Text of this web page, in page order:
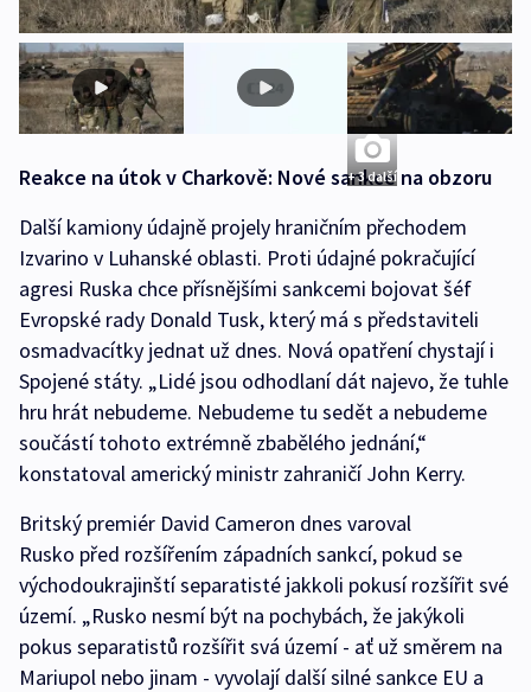
+ 3 další
Reakce na útok v Charkově: Nové sankce na obzoru
Další kamiony údajně projely hraničním přechodem
Izvarino v Luhanské oblasti. Proti údajné pokračující
agresi Ruska chce přísnějšími sankcemi bojovat šéf
Evropské rady Donald Tusk, který má s představiteli
osmadvacítky jednat už dnes. Nová opatření chystají i
Spojené státy. „Lidé jsou odhodlaní dát najevo, že tuhle
hru hrát nebudeme. Nebudeme tu sedět a nebudeme
součástí tohoto extrémně zbabělého jednání,“
konstatoval americký ministr zahraničí John Kerry.
Britský premiér David Cameron dnes varoval
Rusko před rozšířením západních sankcí, pokud se
východoukrajinští separatisté jakkoli pokusí rozšířit své
území. „Rusko nesmí být na pochybách, že jakýkoli
pokus separatistů rozšířit svá území - ať už směrem na
Mariupol nebo jinam - vyvolají další silné sankce EU a